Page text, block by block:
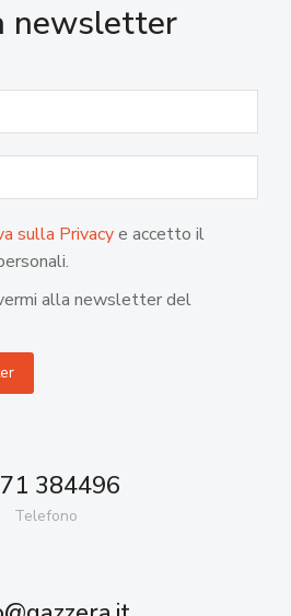
newsletter
sulla Privacye accetto il
alla newsletter del
384496
Telefono